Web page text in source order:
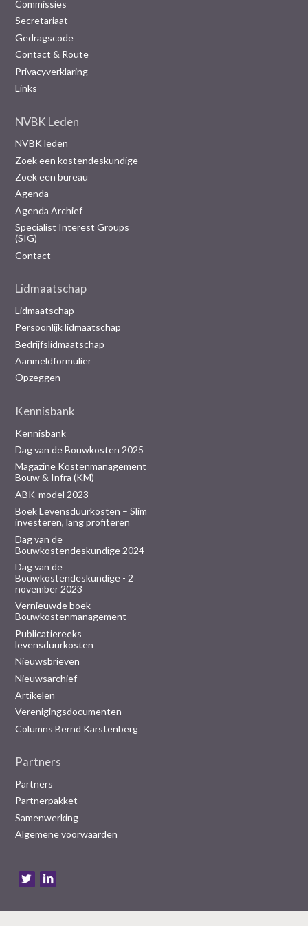
Commissies
Secretariaat
Gedragscode
Contact & Route
Privacyverklaring
Links
NVBK Leden
NVBK leden
Zoek een kostendeskundige
Zoek een bureau
Agenda
Agenda Archief
Specialist Interest Groups
(SIG)
Contact
Lidmaatschap
Lidmaatschap
Persoonlijk lidmaatschap
Bedrijfslidmaatschap
Aanmeldformulier
Opzeggen
Kennisbank
Kennisbank
Dag van de Bouwkosten 2025
Magazine Kostenmanagement
Bouw & Infra (KM)
ABK-model 2023
Boek Levensduurkosten – Slim
investeren, lang profiteren
Dag van de
Bouwkostendeskundige 2024
Dag van de
Bouwkostendeskundige - 2
november 2023
Vernieuwde boek
Bouwkostenmanagement
Publicatiereeks
levensduurkosten
Nieuwsbrieven
Nieuwsarchief
Artikelen
Verenigingsdocumenten
Columns Bernd Karstenberg
Partners
Partners
Partnerpakket
Samenwerking
Algemene voorwaarden
B
e
o